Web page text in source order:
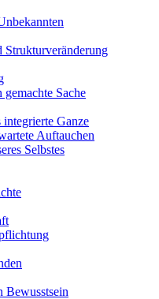
Strukturveränderung
Sache
Ganze
Auftauchen
Selbstes
Bewusstsein